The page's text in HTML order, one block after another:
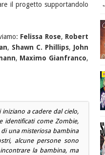
il progetto supportandolo
Felissa Rose, Robert
, Shawn C. Phillips, John
, Maximo Gianfranco,
a cadere dal cielo,
identificati come Zombie,
di una misteriosa bambina
alcune persone sono
la bambina, ma